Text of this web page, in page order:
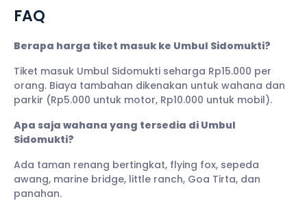
FAQ
Berapa harga tiket masuk ke Umbul Sidomukti?
Tiket masuk Umbul Sidomukti seharga Rp15.000 per
orang. Biaya tambahan dikenakan untuk wahana dan
parkir (Rp5.000 untuk motor, Rp10.000 untuk mobil).
Apa saja wahana yang tersedia di Umbul
Sidomukti?
Ada taman renang bertingkat, flying fox, sepeda
awang, marine bridge, little ranch, Goa Tirta, dan
panahan.